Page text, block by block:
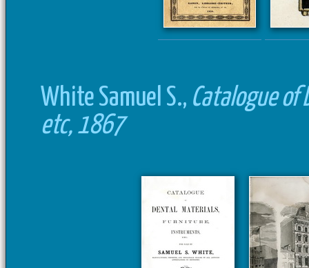
White Samuel S., Catalogue
etc, 1867